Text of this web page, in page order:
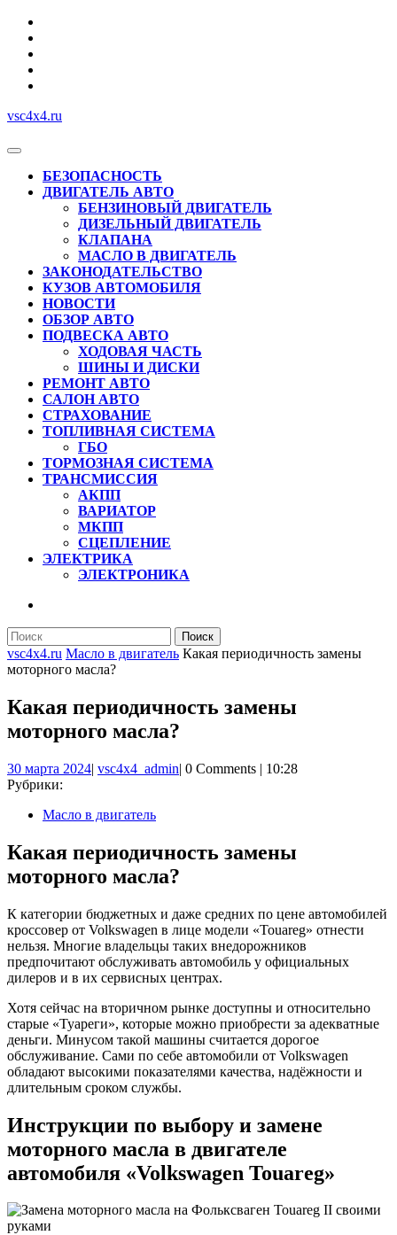
Перейти
содержимому
vsc4x4.ru
Кнопка
ОткрытьБЕЗОПАСНОСТЬ
ДВИГАТЕЛЬ АВТО
БЕНЗИНОВЫЙ ДВИГАТЕЛЬ
ДИЗЕЛЬНЫЙ ДВИГАТЕЛЬ
КЛАПАНА
МАСЛО В ДВИГАТЕЛЬ
ЗАКОНОДАТЕЛЬСТВО
КУЗОВ АВТОМОБИЛЯ
НОВОСТИ
ОБЗОР АВТО
ПОДВЕСКА АВТО
ХОДОВАЯ ЧАСТЬ
ШИНЫ И ДИСКИ
РЕМОНТ АВТО
САЛОН АВТО
СТРАХОВАНИЕ
ТОПЛИВНАЯ СИСТЕМА
ГБО
ТОРМОЗНАЯ СИСТЕМА
ТРАНСМИССИЯ
АКПП
ВАРИАТОР
МКПП
СЦЕПЛЕНИЕ
ЭЛЕКТРИКА
ЭЛЕКТРОНИКА
КНОПКА
Найти:
vsc4x4.ru Масло в двигатель Какая периодичность замены
моторного масла?
Какая периодичность замены
моторного масла?
30 марта 202430
| vsc4x4_adminvsc4x4_admin
| 0 Comments | 10:28
Рубрики:
Масло в двигатель
Какая периодичность замены
моторного масла?
К категории бюджетных и даже средних по цене автомобилей
кроссовер от Volkswagen в лице модели «Touareg» отнести
нельзя. Многие владельцы таких внедорожников
предпочитают обслуживать автомобиль у официальных
дилеров и в их сервисных центрах.
Хотя сейчас на вторичном рынке доступны и относительно
старые «Туареги», которые можно приобрести за адекватные
деньги. Минусом такой машины считается дорогое
обслуживание. Сами по себе автомобили от Volkswagen
обладают высокими показателями качества, надёжности и
длительным сроком службы.
Инструкции по выбору и замене
моторного масла в двигателе
автомобиля «Volkswagen Touareg»